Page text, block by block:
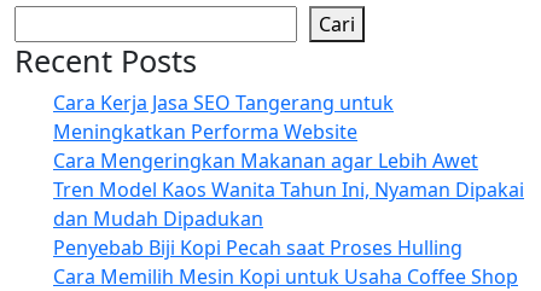
Cari
Recent Posts
Cara Kerja Jasa SEO Tangerang untuk
Meningkatkan Performa Website
Cara Mengeringkan Makanan agar Lebih Awet
Tren Model Kaos Wanita Tahun Ini, Nyaman Dipakai
dan Mudah Dipadukan
Penyebab Biji Kopi Pecah saat Proses Hulling
Cara Memilih Mesin Kopi untuk Usaha Coffee Shop